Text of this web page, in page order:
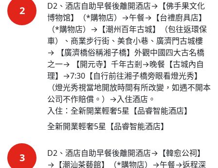
2
D2、酒店自助早餐後離開酒店→【佛手果文化
博物馆】（*購物店）→午餐→【台禮廚具店】
（*購物店）→【潮州百年古城】（包往返環保
車）、商業步行街、美食小巷、廣濟門古城樓
→ 【廣濟橋俗稱湘子橋】外觀中國四大古名橋
之一→ 【開元寺】千年古剎→晚餐【古城內自
理】→7:30【自行前往湘子橋旁眼看燈光秀】
（燈光秀視當地開放時間有所改變，如遇不開本
公司不作賠償。）→入住酒店。
入住：全新開業輕奢5星【品睿智能酒店】
全新開業輕奢5星【品睿智能酒店】
3
D2、酒店自助早餐後離開酒店→【韓愈公祠】
→【潮汕茶藝館】（*購物店）→午餐→返程深